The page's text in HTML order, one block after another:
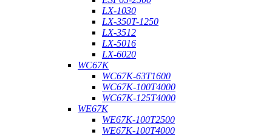
LX-1030
LX-350T-1250
LX-3512
LX-5016
LX-6020
WC67K
WC67K-63T1600
WC67K-100T4000
WC67K-125T4000
WE67K
WE67K-100T2500
WE67K-100T4000